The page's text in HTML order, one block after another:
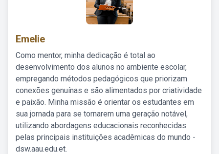
Emelie
Como mentor, minha dedicação é total ao
desenvolvimento dos alunos no ambiente escolar,
empregando métodos pedagógicos que priorizam
conexões genuínas e são alimentados por criatividade
e paixão. Minha missão é orientar os estudantes em
sua jornada para se tornarem uma geração notável,
utilizando abordagens educacionais reconhecidas
pelas principais instituições acadêmicas do mundo -
dsw.aau.edu.et.